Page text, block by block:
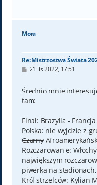
Mora
Re: Mistrzostwa Świata
P
t
21 lis 2022, 17:51
Średnio mnie
tam:
Finał: Brazylia - Francja
Polska: nie wyjdzie z
Czarny
Rozczarowanie: Włochy
największym
piwerka na
Król strzelców: Kylian